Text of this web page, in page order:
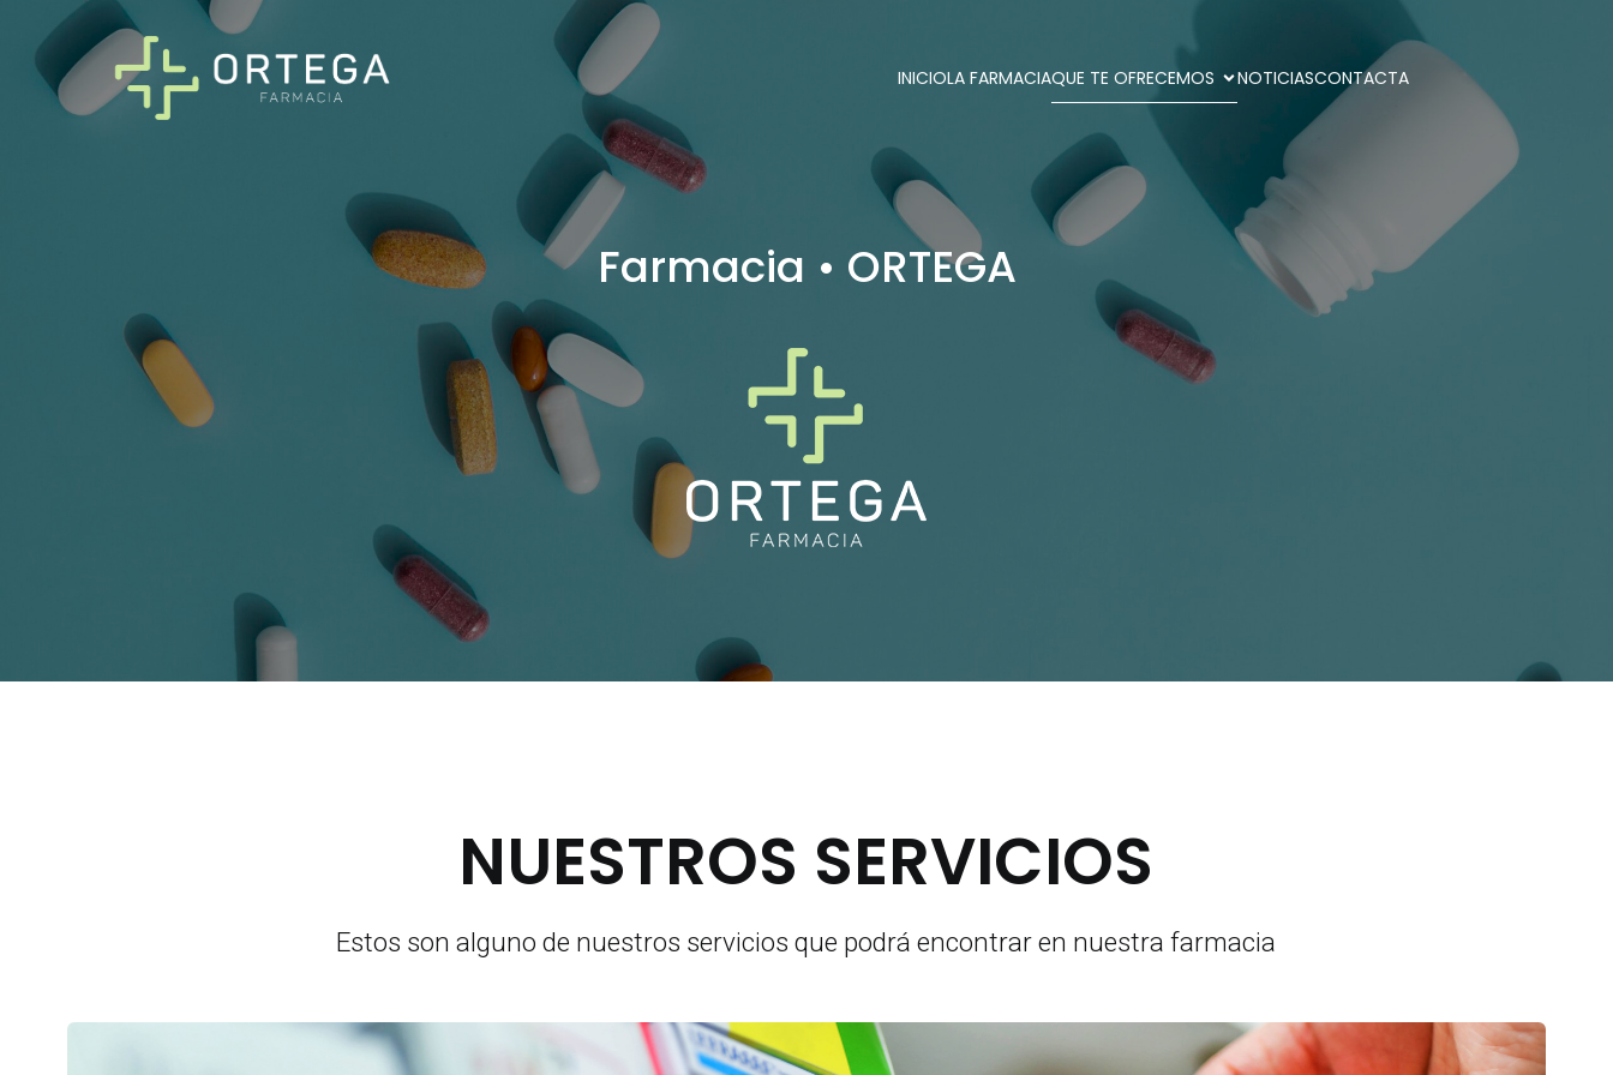
INICIOLA FARMACIAQUE TE OFRECEMOS NOTICIASCONTACTA
Farmacia • ORTEGA
NUESTROS SERVICIOS
Estos son alguno de nuestros servicios que podrá encontrar en nuestra farmacia